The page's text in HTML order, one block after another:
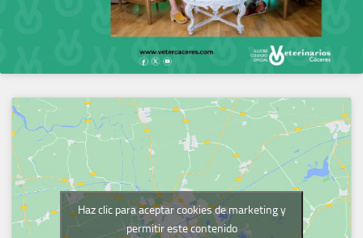
Haz clic para aceptar cookies de marketing y
permitir este contenido